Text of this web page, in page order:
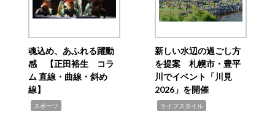
魂込め、あふれる躍動
感 【正田裕生 コラ
ム 直線・曲線・斜め
線】
スポーツ
新しい水辺の過ごし方
を提案 札幌市・豊平
川でイベント「川見
2026」を開催
ライフスタイル